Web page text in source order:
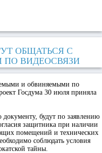
ОБЩАТЬСЯ С
ВИДЕОСВЯЗИ
и обвиняемыми по
Госдума 30 июля приняла
документу, будут по заявлению
защитника при наличии
помещений и технических
соблюдать условия
тайны.